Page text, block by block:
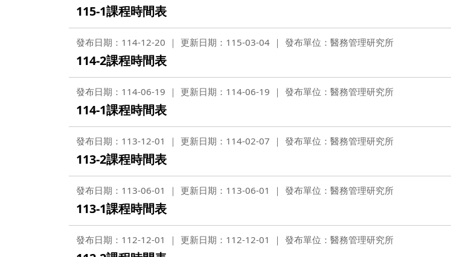
115-1課程時間表
發布日期：114-12-20 更新日期：115-03-04 發布單位：醫務管理研究所
114-2課程時間表
發布日期：114-06-19 更新日期：114-06-19 發布單位：醫務管理研究所
114-1課程時間表
發布日期：113-12-01 更新日期：114-02-07 發布單位：醫務管理研究所
113-2課程時間表
發布日期：113-06-01 更新日期：113-06-01 發布單位：醫務管理研究所
113-1課程時間表
發布日期：112-12-01 更新日期：112-12-01 發布單位：醫務管理研究所